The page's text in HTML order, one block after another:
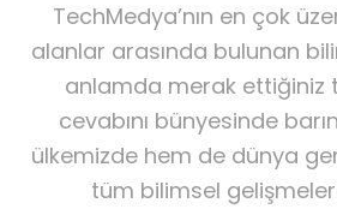
TechMedya’nın en çok
alanlar arasında bulunan
anlamda merak ettiğiniz
cevabını bünyesinde
ülkemizde hem de dünya
tüm bilimsel